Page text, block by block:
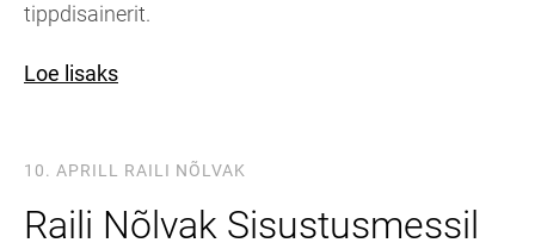
tippdisainerit.
Loe lisaks
10. APRILL RAILI NÕLVAK
Raili Nõlvak Sisustusmessil